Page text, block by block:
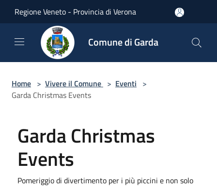
Regione Veneto - Provincia di Verona
Comune di Garda
Home > Vivere il Comune > Eventi >
Garda Christmas Events
Garda Christmas
Events
Pomeriggio di divertimento per i più piccini e non solo